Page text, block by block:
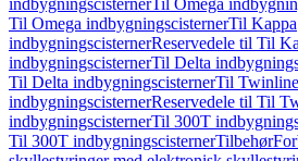
indbygningscisternerTil Omega
Til Omega indbygningscisternerTil Kappa
indbygningscisternerReservedele til Til
indbygningscisternerTil Delta
Til Delta indbygningscisternerTil Twinline
indbygningscisternerReservedele til Til
indbygningscisternerTil 300T
Til 300T indbygningscisternerTilbehør